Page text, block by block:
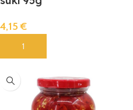
4,15€
Añadir